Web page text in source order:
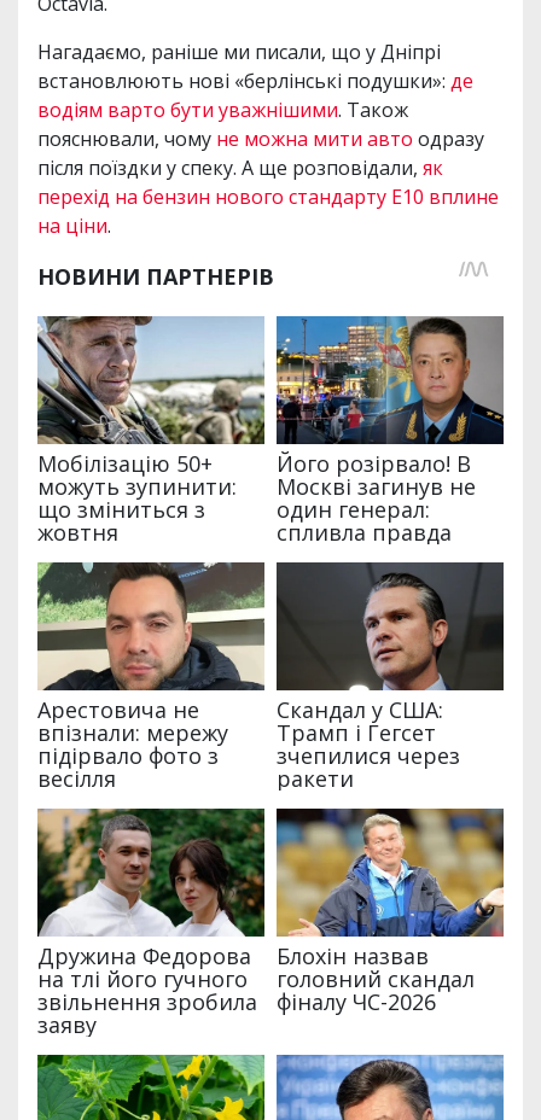
Нагадаємо, раніше ми писали, що у Дніпрі
встановлюють нові «берлінські подушки»: де
водіям варто бути уважнішими. Також
пояснювали, чому не можна мити авто одразу
після поїздки у спеку. А ще розповідали, як
перехід на бензин нового стандарту Е10 вплине
на ціни.